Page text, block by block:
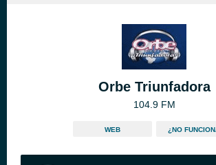
Orbe Triunfadora
104.9 FM
WEB ¿NO